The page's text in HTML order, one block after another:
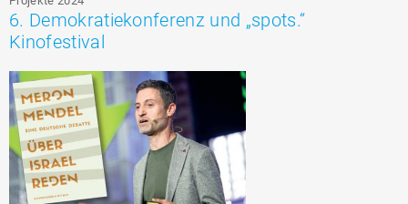
6. Demokratiekonferenz und „spots.“
Kinofestival